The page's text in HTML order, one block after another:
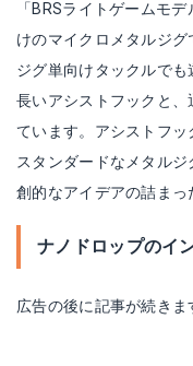
「BRSライトゲームモ
けのマイクロメタルジグ
ジグ単向けタックルでも
長いアシストフックと
ています。アシストフッ
スタンダードなメタル
創的なアイデアの詰まっ
ナノドロップのイ
広告の後に記事が続きま